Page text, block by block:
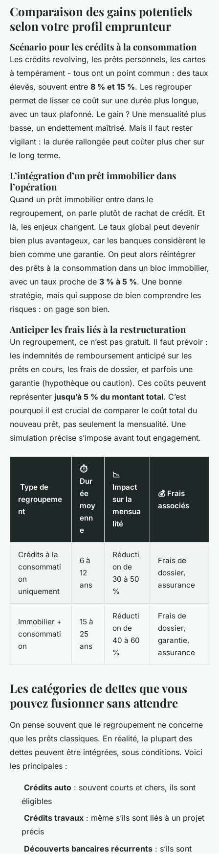
Comparaison des gains potentiels
selon votre profil emprunteur
Scénario pour les crédits à la consommation
Les crédits revolving, les prêts personnels, les cartes
à tempérament - tous ont un point commun : des taux
élevés, souvent entre 8 % et 15 %. Les regrouper
permet de lisser ce coût sur une durée plus longue,
avec un taux plafonné. Le gain ? Une mensualité plus
basse, un endettement maîtrisé. Mais il faut rester
vigilant : la durée rallongée peut coûter plus cher sur
le long terme.
L’intégration d’un prêt immobilier dans
l’opération
Quand un prêt immobilier entre dans le
regroupement, on parle plutôt de rachat de crédit. Et
là, les enjeux changent. Le taux global peut devenir
bien plus avantageux, car les banques considèrent le
bien comme une garantie. On peut alors réintégrer
des prêts à la consommation dans un bloc immobilier,
avec un taux proche de 3 % à 5 %. Une bonne
stratégie, mais qui suppose de bien comprendre les
risques : on gage son bien.
Anticiper les frais liés à la restructuration
Un regroupement, ce n’est pas gratuit. Il faut prévoir :
les indemnités de remboursement anticipé sur les
prêts en cours, les frais de dossier, et parfois une
garantie (hypothèque ou caution). Ces coûts peuvent
représenter jusqu’à 5 % du montant total. C’est
pourquoi il est crucial de comparer le coût total du
nouveau prêt, pas seulement la mensualité. Une
simulation précise s’impose avant tout engagement.
️ Type de
regroupeme
nt
⏱
Dur
ée
moy
enn
e
📉
Impact
sur la
mensua
lité
💰 Frais
associés
Crédits à la
consommati
on
uniquement
6 à
12
ans
Réducti
on de
30 à 50
%
Frais de
dossier,
assurance
Immobilier +
consommati
on
15 à
25
ans
Réducti
on de
40 à 60
%
Frais de
dossier,
garantie,
assurance
Les catégories de dettes que vous
pouvez fusionner sans attendre
On pense souvent que le regroupement ne concerne
que les prêts classiques. En réalité, la plupart des
dettes peuvent être intégrées, sous conditions. Voici
les principales :
Crédits auto : souvent courts et chers, ils sont
éligibles
Crédits travaux : même s’ils sont liés à un projet
précis
Découverts bancaires récurrents : s’ils sont